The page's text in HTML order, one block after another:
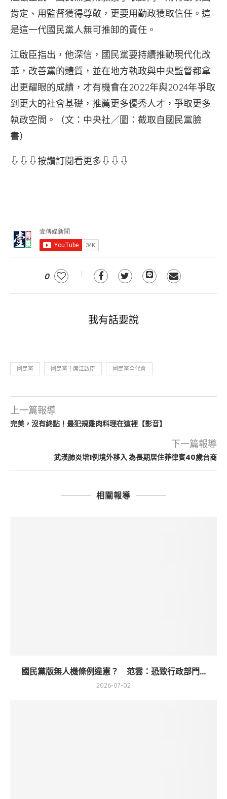
肯定、用監督獲得尊敬，更要用勤政獲取信任。這
是這一代國民黨人無可推卸的責任。
江啟臣指出，他深信，國民黨要持續推動現代化改
革，改善黨的體質，並在地方執政與中央監督都拿
出更耀眼的成績，才有機會在2022年與2024年爭取
到更大的社會基礎，推薦更多優秀人才，爭取更多
執政空間。（文：中央社／圖：截取自國民黨臉
書）
⇩⇩⇩按讚訂閱看更多⇩⇩⇩
0
我有話要說
國民黨 國民黨主席江啟臣 國民黨全代會
上一篇報導
完美，沒有終點！最犯規雞肉料理在這裡【影音】
下一篇報導
武漢肺炎增1例境外移入 為長期居住菲律賓40歲台商
相關報導
國民黨版無人機條例違憲？ 范雲：恐致行政部門...
2026-07-02